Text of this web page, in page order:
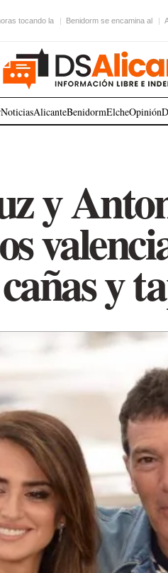
tocando la Benidorm se encamina al
NoticiasAlicanteBenidormElcheOpinión
y
cañas y